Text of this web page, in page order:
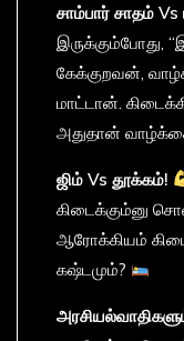
சாம்பார் சாதம் Vs
இருக்கும்போது,
கேக்குறவன்,
மாட்டான்.
அதுதான்
ஜிம் Vs தூக்கம்!
கிடைக்கும்னு
ஆரோக்கியம்
கஷ்டமும்?